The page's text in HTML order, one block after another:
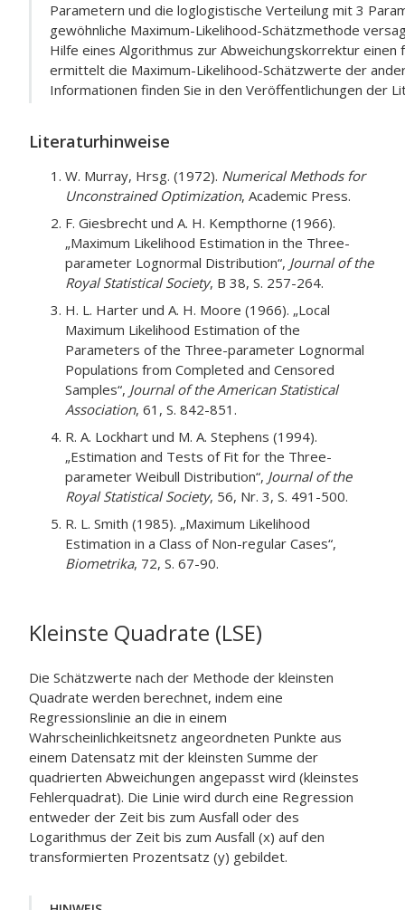
Parametern und die loglogistische Verteilung mit 3
gewöhnliche Maximum-Likelihood-Schätzmethode
Hilfe eines Algorithmus zur Abweichungskorrektur
ermittelt die Maximum-Likelihood-Schätzwerte der
Informationen finden Sie in den Veröffentlichungen der
Literaturhinweise
W. Murray, Hrsg. (1972). Numerical Methods for
Unconstrained Optimization, Academic Press.
F. Giesbrecht und A. H. Kempthorne (1966).
„Maximum Likelihood Estimation in the Three-
parameter Lognormal Distribution“, Journal of the
Royal Statistical Society, B 38, S. 257-264.
H. L. Harter und A. H. Moore (1966). „Local
Maximum Likelihood Estimation of the
Parameters of the Three-parameter Lognormal
Populations from Completed and Censored
Samples“, Journal of the American Statistical
Association, 61, S. 842-851.
R. A. Lockhart und M. A. Stephens (1994).
„Estimation and Tests of Fit for the Three-
parameter Weibull Distribution“, Journal of the
Royal Statistical Society, 56, Nr. 3, S. 491-500.
R. L. Smith (1985). „Maximum Likelihood
Estimation in a Class of Non-regular Cases“,
Biometrika, 72, S. 67-90.
Kleinste Quadrate (LSE)
Die Schätzwerte nach der Methode der kleinsten
Quadrate werden berechnet, indem eine
Regressionslinie an die in einem
Wahrscheinlichkeitsnetz angeordneten Punkte aus
einem Datensatz mit der kleinsten Summe der
quadrierten Abweichungen angepasst wird (kleinstes
Fehlerquadrat). Die Linie wird durch eine Regression
entweder der Zeit bis zum Ausfall oder des
Logarithmus der Zeit bis zum Ausfall (x) auf den
transformierten Prozentsatz (y) gebildet.